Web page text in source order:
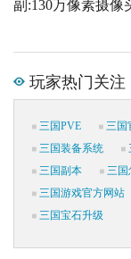
副:130万像素摄像
玩家热门关注
三国PVE 三国
三国装备系统
三国副本
三国
三国游戏官方网站
三国宝石升级